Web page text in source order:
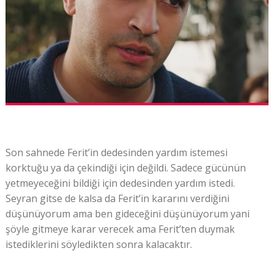
Son sahnede Ferit’in dedesinden yardım istemesi
korktuğu ya da çekindiği için değildi. Sadece gücünün
yetmeyeceğini bildiği için dedesinden yardım istedi.
Seyran gitse de kalsa da Ferit’in kararını verdiğini
düşünüyorum ama ben gideceğini düşünüyorum yani
şöyle gitmeye karar verecek ama Ferit’ten duymak
istediklerini söyledikten sonra kalacaktır.